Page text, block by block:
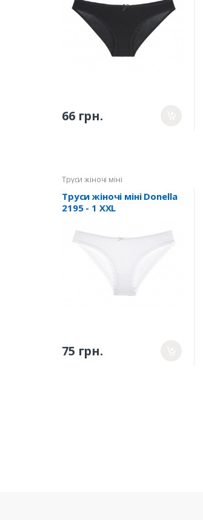
66 грн.
Труси жіночі міні
Труси жіночі міні Donella
2195 - 1 XXL
75 грн.